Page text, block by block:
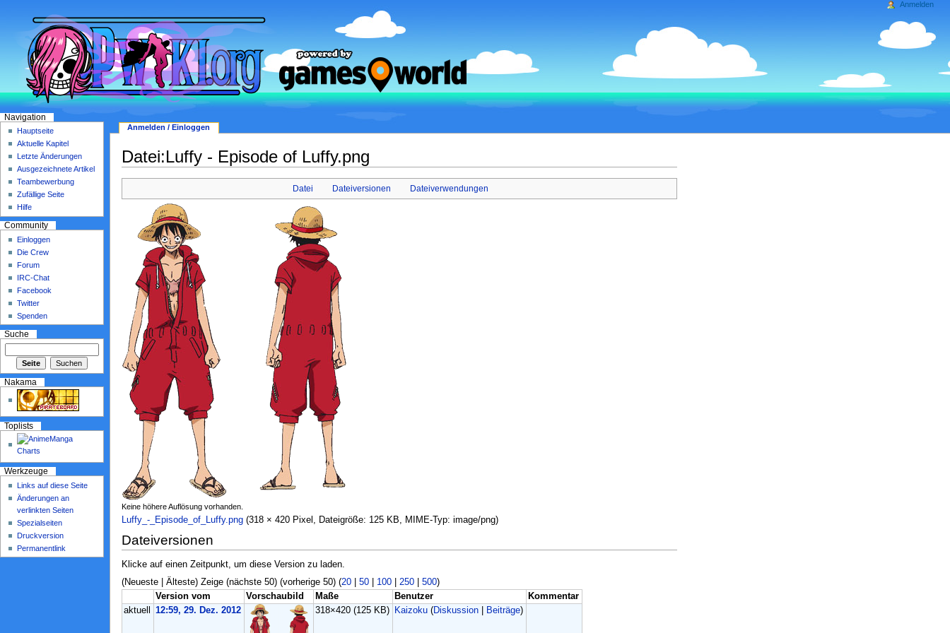
Datei:Luffy - Episode of Luffy.png
Datei Dateiversionen Dateiverwendungen
Keine höhere Auflösung vorhanden.
Luffy_-_Episode_of_Luffy.png‎ (318 × 420 Pixel, Dateigröße: 125 KB, MIME-Typ: image/png)
Dateiversionen
Klicke auf einen Zeitpunkt, um diese Version zu laden.
(Neueste | Älteste) Zeige (nächste 50) (vorherige 50) (20| 50| 100| 250| 500)
Version vom
Vorschaubild Maße Benutzer
Kommentar
aktuell
12:59, 29. Dez. 2012 318×420(125 KB) Kaizoku (Diskussion Beiträge)
Anmelden / Einloggen
Anmelden
Navigation
Hauptseite
Aktuelle Kapitel
Letzte Änderungen
Ausgezeichnete Artikel
Teambewerbung
Zufällige Seite
Hilfe
Community
Einloggen
Die Crew
Forum
IRC-Chat
Facebook
Twitter
Spenden
Suche
Nakama
Toplists
Werkzeuge
Links auf diese Seite
Änderungen an
verlinkten Seiten
Spezialseiten
Druckversion
Permanentlink